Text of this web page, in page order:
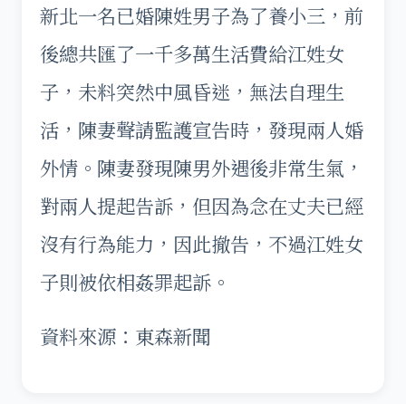
新北一名已婚陳姓男子為了養小三，前
後總共匯了一千多萬生活費給江姓女
子，未料突然中風昏迷，無法自理生
活，陳妻聲請監護宣告時，發現兩人婚
外情。陳妻發現陳男外遇後非常生氣，
對兩人提起告訴，但因為念在丈夫已經
沒有行為能力，因此撤告，不過江姓女
子則被依相姦罪起訴。
資料來源：東森新聞